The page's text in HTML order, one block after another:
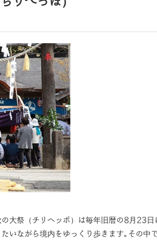
大祭（チリヘッポ）は毎年旧暦の8月23
いながら境内をゆっくり歩きます｡その中